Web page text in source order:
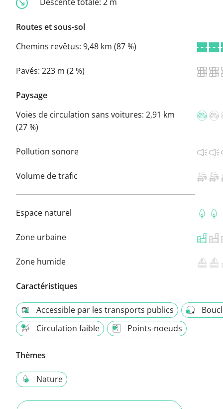
Routes et sous-sol
Chemins revêtus: 9,48 km (87 %)
Pavés: 223 m (2 %)
Paysage
Voies de circulation sans voitures: 2,91 km
(27 %)
Pollution sonore
Volume de trafic
Espace naturel
Zone urbaine
Zone humide
Caractéristiques
Accessible par les transports publics
Circulation faible
Points-noeuds
Thèmes
Nature